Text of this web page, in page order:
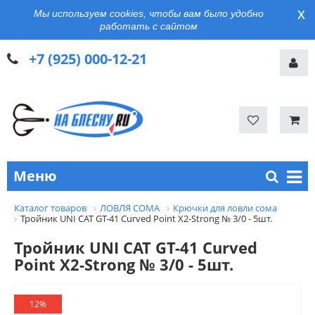
Мы используем cookies, чтобы вам было удобно
работать с сайтом
x
+7 (925) 000-12-21
Меню
Каталог товаров ЛОВЛЯ СОМА
Крючки для ловли сома
Тройник UNI CAT GT-41 Curved Point X2-Strong № 3/0 - 5шт.
Тройник UNI CAT GT-41 Curved
Point X2-Strong № 3/0 - 5шт.
12%